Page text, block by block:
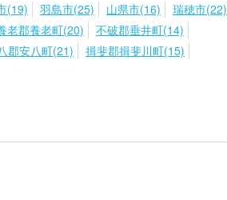
(19) 羽島市(25) 山県市(16)
瑞穂市(22)
老郡養老町(20)
不破郡垂井町(14)
郡安八町(21)
揖斐郡揖斐川町(15)